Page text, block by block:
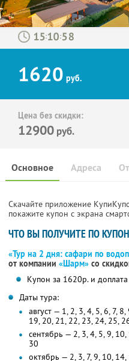
: :
1620 руб.
Цена без скидки:
12900 руб.
Основное Адреса
Скачайте приложение
покажите купон с экрана
ЧТО ВЫ ПОЛУЧИТЕ ПО
«Тур на 2 дня: сафари по
от компании «Шарм» со
Купон за 1620р. и
Даты тура:
август — 1, 2, 3, 4, 5, 6, 7,
19, 20, 21, 22, 23, 24, 25,
сентябрь — 2, 3, 4, 5, 9,
30
октябрь — 2, 3, 7, 9, 10,